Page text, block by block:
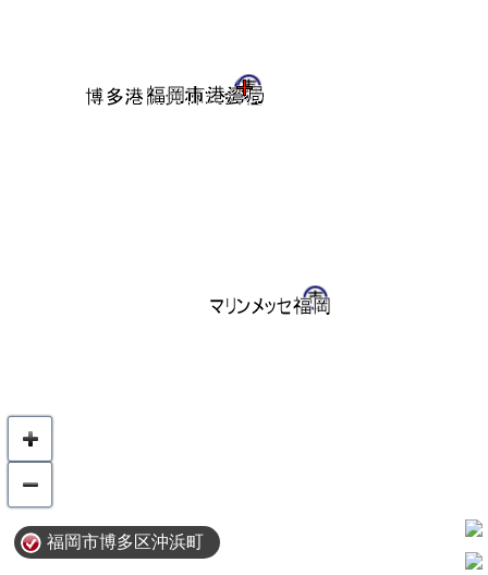
福岡市博多区沖浜町